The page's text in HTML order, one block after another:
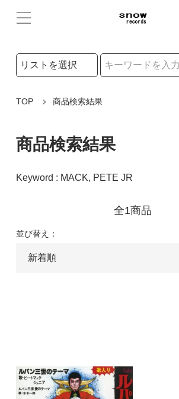
検索リストの選択
TOP 商品検索結果
商品検索結果
Keyword : MACK, PETE JR
全1商品
並び替え：